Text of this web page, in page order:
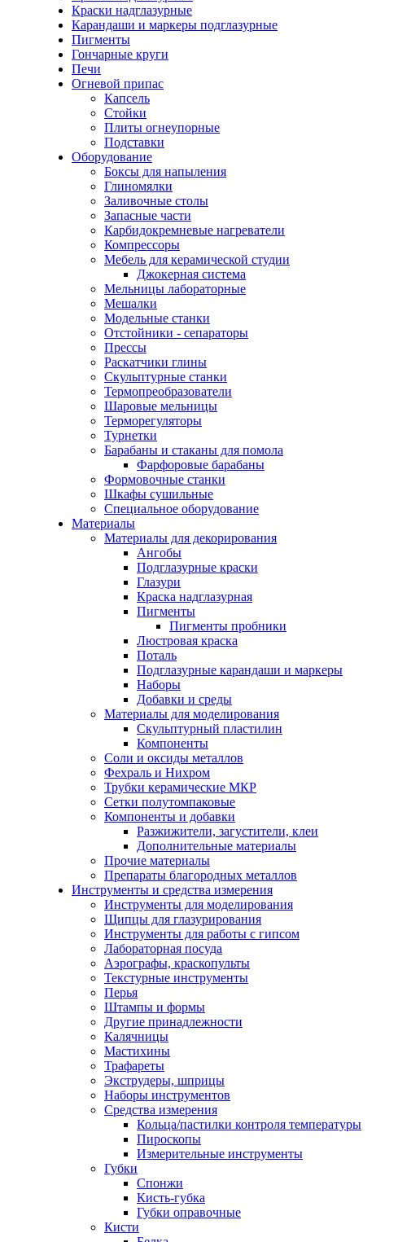
Краски надглазурные
Карандаши и маркеры подглазурные
Пигменты
Гончарные круги
Печи
Огневой припас
Капсель
Стойки
Плиты огнеупорные
Подставки
Оборудование
Боксы для напыления
Глиномялки
Заливочные столы
Запасные части
Карбидокремневые нагреватели
Компрессоры
Мебель для керамической студии
Джокерная система
Мельницы лабораторные
Мешалки
Модельные станки
Отстойники - сепараторы
Прессы
Раскатчики глины
Скульптурные станки
Термопреобразователи
Шаровые мельницы
Терморегуляторы
Турнетки
Барабаны и стаканы для помола
Фарфоровые барабаны
Формовочные станки
Шкафы сушильные
Специальное оборудование
Материалы
Материалы для декорирования
Ангобы
Подглазурные краски
Глазури
Краска надглазурная
Пигменты
Пигменты пробники
Люстровая краска
Поталь
Подглазурные карандаши и маркеры
Наборы
Добавки и среды
Материалы для моделирования
Скульптурный пластилин
Компоненты
Соли и оксиды металлов
Фехраль и Нихром
Трубки керамические МКР
Сетки полутомпаковые
Компоненты и добавки
Разжижители, загустители, клеи
Дополнительные материалы
Прочие материалы
Препараты благородных металлов
Инструменты и средства измерения
Инструменты для моделирования
Щипцы для глазурирования
Инструменты для работы с гипсом
Лабораторная посуда
Аэрографы, краскопульты
Текстурные инструменты
Перья
Штампы и формы
Другие принадлежности
Калячницы
Мастихины
Трафареты
Экструдеры, шприцы
Наборы инструментов
Средства измерения
Кольца/пастилки контроля температуры
Пироскопы
Измерительные инструменты
Губки
Спонжи
Кисть-губка
Губки оправочные
Кисти